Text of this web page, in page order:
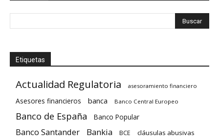
Etiquetas
Actualidad Regulatoria asesoramiento financiero
Asesores financieros banca Banco Central Europeo
Banco de España Banco Popular
Banco Santander Bankia BCE cláusulas abusivas